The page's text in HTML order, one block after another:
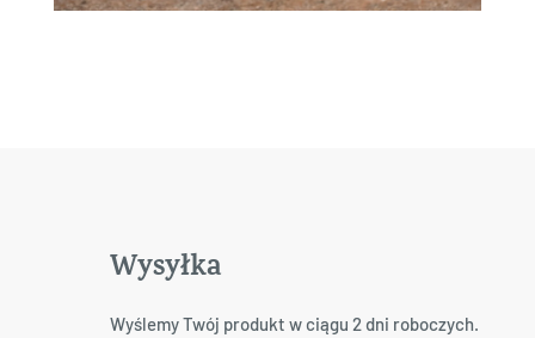
Wysyłka
Wyślemy Twój produkt w ciągu 2 dni roboczych.